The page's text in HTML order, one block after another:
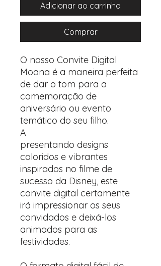
Adicionar ao carrinho
Comprar
O nosso Convite Digital
Moana é a maneira perfeita
de dar o tom para a
comemoração de
aniversário ou evento
temático do seu filho.
A
presentando designs
coloridos e vibrantes
inspirados no filme de
sucesso da Disney, este
convite digital certamente
irá impressionar os seus
convidados e deixá-los
animados para as
festividades.